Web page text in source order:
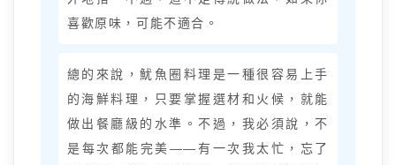
喜歡原味，可能不適合。
總的來說，魷魚圈料理是一種很容易上手
的海鮮料理，只要掌握選材和火候，就能
做出餐廳級的水準。不過，我必須說，不
是每次都能完美——有一次我太忙，忘了